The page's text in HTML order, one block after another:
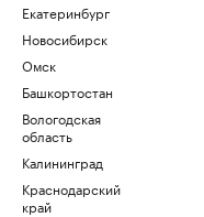
Екатеринбург
Новосибирск
Омск
Башкортостан
Вологодская
область
Калининград
Краснодарский
край